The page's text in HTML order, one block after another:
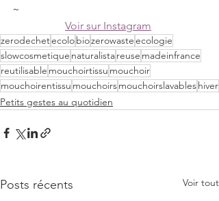
~⠀
Voir sur Instagram
zerodechetecolobiozerowasteecologie
slowcosmetique naturalistareuse madeinfrance
reutilisable mouchoirtissu mouchoir
mouchoirentissu mouchoirsmouchoirslavableshiver
Petits gestes au quotidien
Posts récents Voir tout